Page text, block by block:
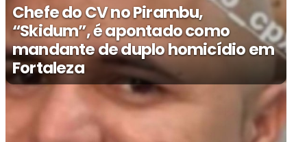
Chefe do CV no Pirambu,
“Skidum”, é apontado como
mandante de duplo homicídio em
Fortaleza